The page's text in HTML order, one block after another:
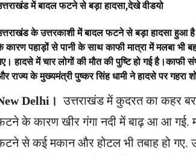
में बादल फटने से बड़ा हादसा,देखे वीडयो
के उत्तरकाशी में बादल फटने से बड़ा हादसा हुआ
कारण पहाड़ों से पानी के साथ काफी मात्रा में मलबा
हादसे में चार लोगों की मौत की पुष्टि हो गई है।काफी
राज्य के मुख्यमंत्री पुष्कर सिंह धामी ने हादसे पर गहरा
Delhi।उत्तराखंड में कुदरत का कहर
के कारण खीर गंगा नदी में बाढ़ आ आ गई.
से कई मकान और होटल भी तबाह हो गए.